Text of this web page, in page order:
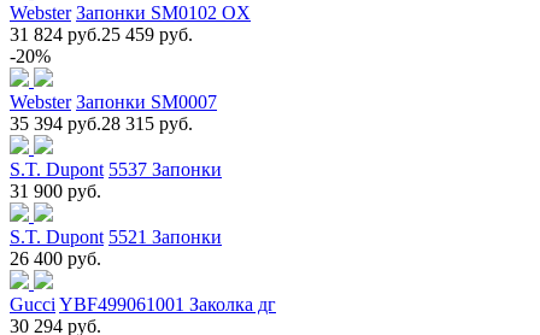
Webster Запонки SM0102 OX
31 824 руб.25 459 руб.
-20%
Webster Запонки SM0007
35 394 руб.28 315 руб.
S.T. Dupont 5537 Запонки
31 900 руб.
S.T. Dupont 5521 Запонки
26 400 руб.
Gucci YBF499061001 Заколка дг
30 294 руб.